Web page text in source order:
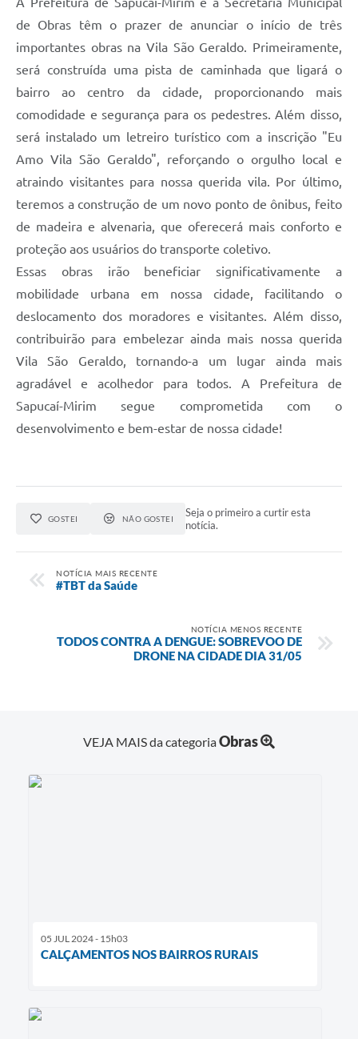
de Obras têm o prazer de anunciar o início de três
importantes obras na Vila São Geraldo. Primeiramente,
será construída uma pista de caminhada que ligará o
bairro ao centro da cidade, proporcionando mais
comodidade e segurança para os pedestres. Além disso,
será instalado um letreiro turístico com a inscrição "Eu
Amo Vila São Geraldo", reforçando o orgulho local e
atraindo visitantes para nossa querida vila. Por último,
teremos a construção de um novo ponto de ônibus, feito
de madeira e alvenaria, que oferecerá mais conforto e
proteção aos usuários do transporte coletivo.
Essas obras irão beneficiar significativamente a
mobilidade urbana em nossa cidade, facilitando o
deslocamento dos moradores e visitantes. Além disso,
contribuirão para embelezar ainda mais nossa querida
Vila São Geraldo, tornando-a um lugar ainda mais
agradável e acolhedor para todos. A Prefeitura de
Sapucaí-Mirim segue comprometida com o
desenvolvimento e bem-estar de nossa cidade!
GOSTEI NÃO GOSTEI
Seja o primeiro a curtir esta
notícia.
NOTÍCIA MAIS RECENTE
#TBT da Saúde
NOTÍCIA MENOS RECENTE
TODOS CONTRA A DENGUE: SOBREVOO DE
DRONE NA CIDADE DIA 31/05
VEJA MAIS da categoriaObras
05 JUL 2024 - 15h03
CALÇAMENTOS NOS BAIRROS RURAIS